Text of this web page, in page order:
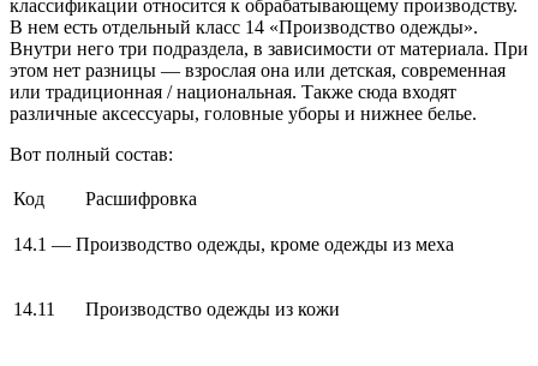
классификации относится к обрабатывающему производству.
В нем есть отдельный класс 14 «Производство одежды».
Внутри него три подраздела, в зависимости от материала. При
этом нет разницы — взрослая она или детская, современная
или традиционная / национальная. Также сюда входят
различные аксессуары, головные уборы и нижнее белье.
Вот полный состав:
Код Расшифровка
14.1 — Производство одежды, кроме одежды из меха
14.11 Производство одежды из кожи